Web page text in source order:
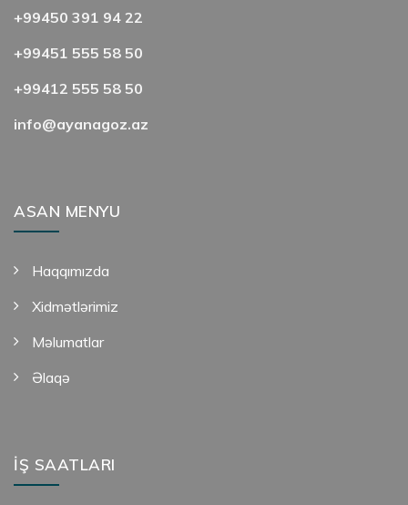
+99450 391 94 22
+99451 555 58 50
+99412 555 58 50
info@ayanagoz.az
ASAN MENYU
Haqqımızda
Xidmətlərimiz
Məlumatlar
Əlaqə
İŞ SAATLARI